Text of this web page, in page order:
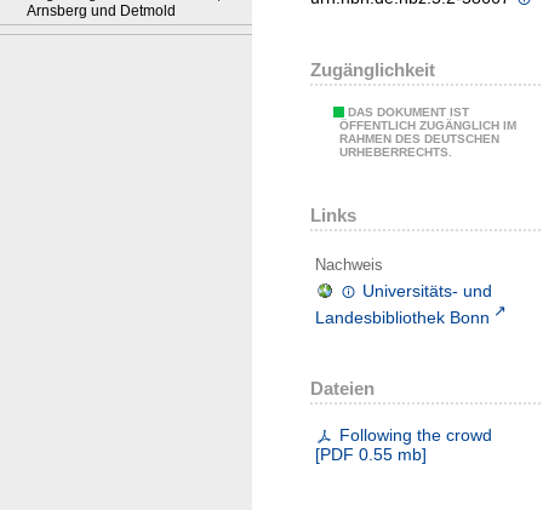
Arnsberg und Detmold
Zugänglichkeit
DAS DOKUMENT IST
ÖFFENTLICH ZUGÄNGLICH IM
RAHMEN DES DEUTSCHEN
URHEBERRECHTS.
Links
Nachweis
Universitäts- und
Landesbibliothek Bonn
Dateien
Following the crowd
[PDF 0.55 mb]